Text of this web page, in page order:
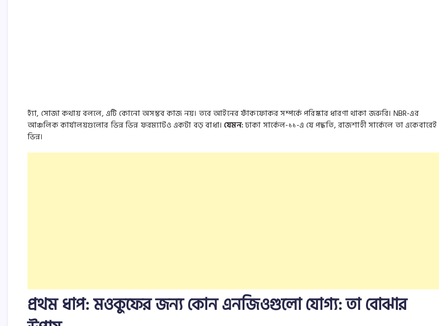
হ্যাঁ, সোজা কথায় বললে, এটি কোনো অসম্ভব কাজ নয়। তবে আইনের ফাঁকফোকর সম্পর্কে পরিষ্কার ধারণা থাকা জরুরি। NBR-এর
আঞ্চলিক কার্যালয়গুলোর ভিন্ন ভিন্ন ফরম্যাটও একটা বড় বাধা।যেমন:ঢাকা সার্কেল-১১-এ যে পদ্ধতি, রাজশাহী সার্কেলে তা একেবারেই
ভিন্ন।
প্রথম ধাপ: মওকুফের জন্য কোন এনজিওগুলো যোগ্য: তা বোঝার